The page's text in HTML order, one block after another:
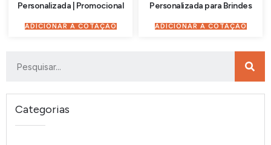
Categorias
Personalizada | Promocional
ADICIONAR À COTAÇÃO
Personalizada para Brindes
ADICIONAR À COTAÇÃO